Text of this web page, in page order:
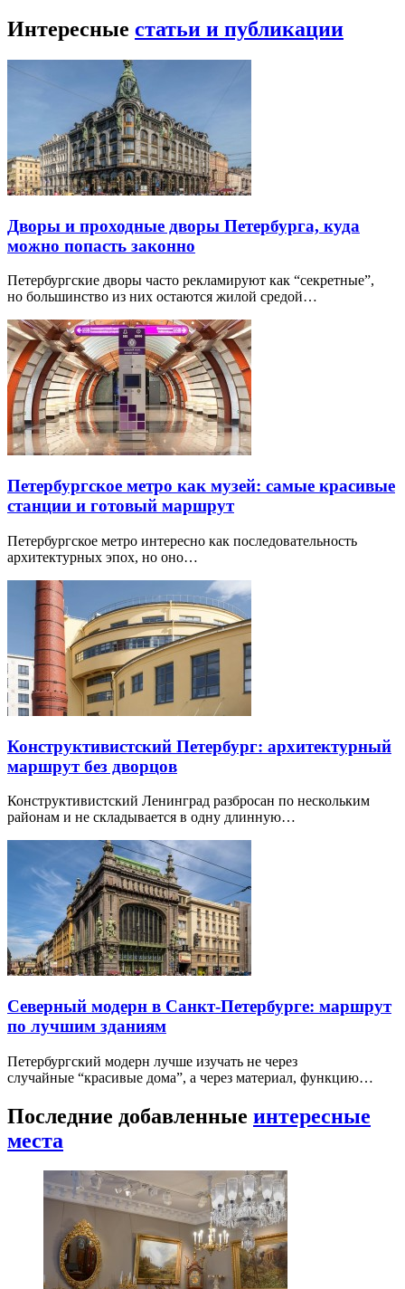
Интересные статьи и публикации
Дворы и проходные дворы Петербурга, куда
можно попасть законно
Петербургские дворы часто рекламируют как “секретные”,
но большинство из них остаются жилой средой…
Петербургское метро как музей: самые красивые
станции и готовый маршрут
Петербургское метро интересно как последовательность
архитектурных эпох, но оно…
Конструктивистский Петербург: архитектурный
маршрут без дворцов
Конструктивистский Ленинград разбросан по нескольким
районам и не складывается в одну длинную…
Северный модерн в Санкт-Петербурге: маршрут
по лучшим зданиям
Петербургский модерн лучше изучать не через
случайные “красивые дома”, а через материал, функцию…
Последние добавленные интересные
места